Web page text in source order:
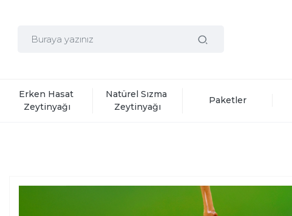
Erken Hasat
Zeytinyağı
Natürel Sızma
Zeytinyağı
Paketler